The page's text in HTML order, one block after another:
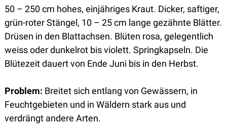
50 – 250 cm hohes, einjähriges Kraut. Dicker, saftiger,
grün-roter Stängel, 10 – 25 cm lange gezähnte Blätter.
Drüsen in den Blattachsen. Blüten rosa, gelegentlich
weiss oder dunkelrot bis violett. Springkapseln. Die
Blütezeit dauert von Ende Juni bis in den Herbst.
Problem: Breitet sich entlang von Gewässern, in
Feuchtgebieten und in Wäldern stark aus und
verdrängt andere Arten.